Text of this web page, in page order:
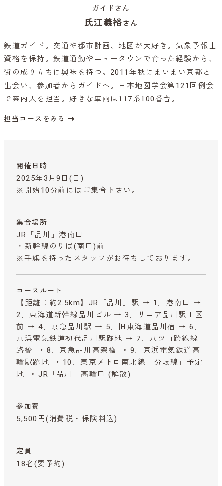
ガイドさん
氏江義裕さん
鉄道ガイド。交通や都市計画、地図が大好き。気象予報士
資格を保持。鉄道通勤やニュータウンで育った経験から、
街の成り立ちに興味を持つ。2011年秋にまいまい京都と
出会い、参加者からガイドへ。日本地図学会第121回例会
で案内人を担当。好きな車両は117系100番台。
担当コースをみる
開催日時
2025年3月9日(日)
※開始10分前にはご集合下さい。
集合場所
JR「品川」港南口
・新幹線のりば(南口)前
※手旗を持ったスタッフがお待ちしております。
コースルート
【距離：約2.5km】JR「品川」駅 → 1．港南口 →
2．東海道新幹線品川ビル → 3．リニア品川駅工区
前 → 4．京急品川駅 → 5．旧東海道品川宿 → 6．
京浜電気鉄道初代品川駅跡地 → 7．八ツ山跨線線
路橋 → 8．京急品川高架橋 → 9．京浜電気鉄道高
輪駅跡地 → 10．東京メトロ南北線「分岐線」予定
地 → JR「品川」高輪口 (解散)
参加費
5,500円 (消費税・保険料込)
定員
18名(要予約)